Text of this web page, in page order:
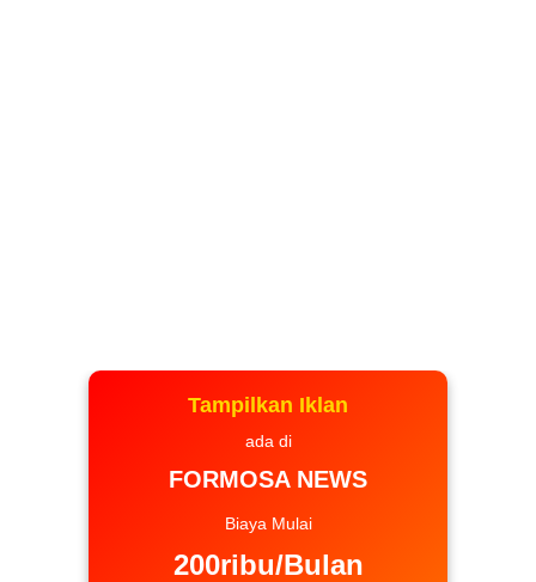
Tampilkan Iklan
ada di
FORMOSA NEWS
Biaya Mulai
200ribu/Bulan